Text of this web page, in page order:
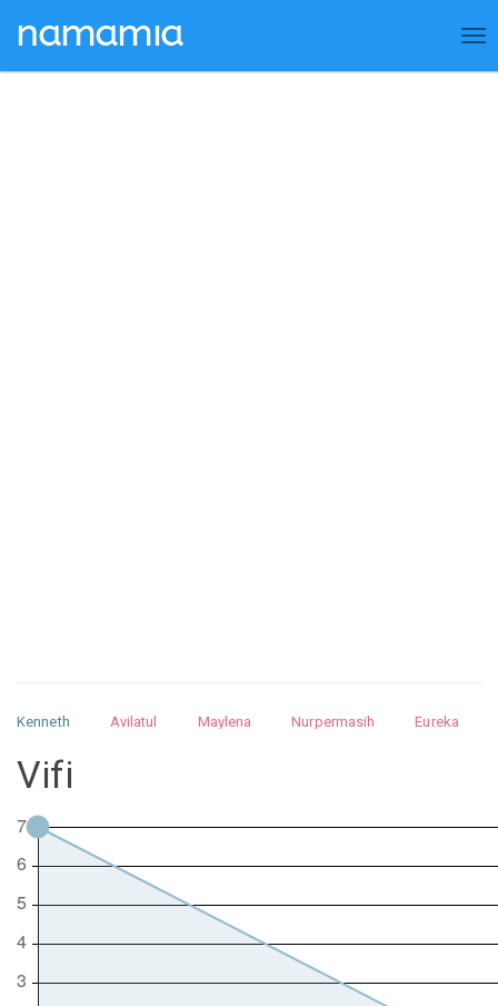
Kenneth Avilatul Maylena Nurpermasih
Eureka
Nurhilman
Vifi